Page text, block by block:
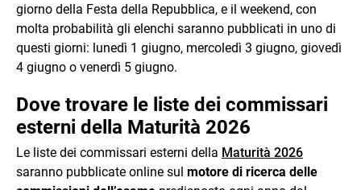
giorno della Festa della Repubblica, e il weekend, con
molta probabilità gli elenchi saranno pubblicati in uno di
questi giorni: lunedì 1 giugno, mercoledì 3 giugno, giovedì
4 giugno o venerdì 5 giugno.
Dove trovare le liste dei commissari
esterni della Maturità 2026
Le liste dei commissari esterni della Maturità 2026
saranno pubblicate online sul motore di ricerca delle